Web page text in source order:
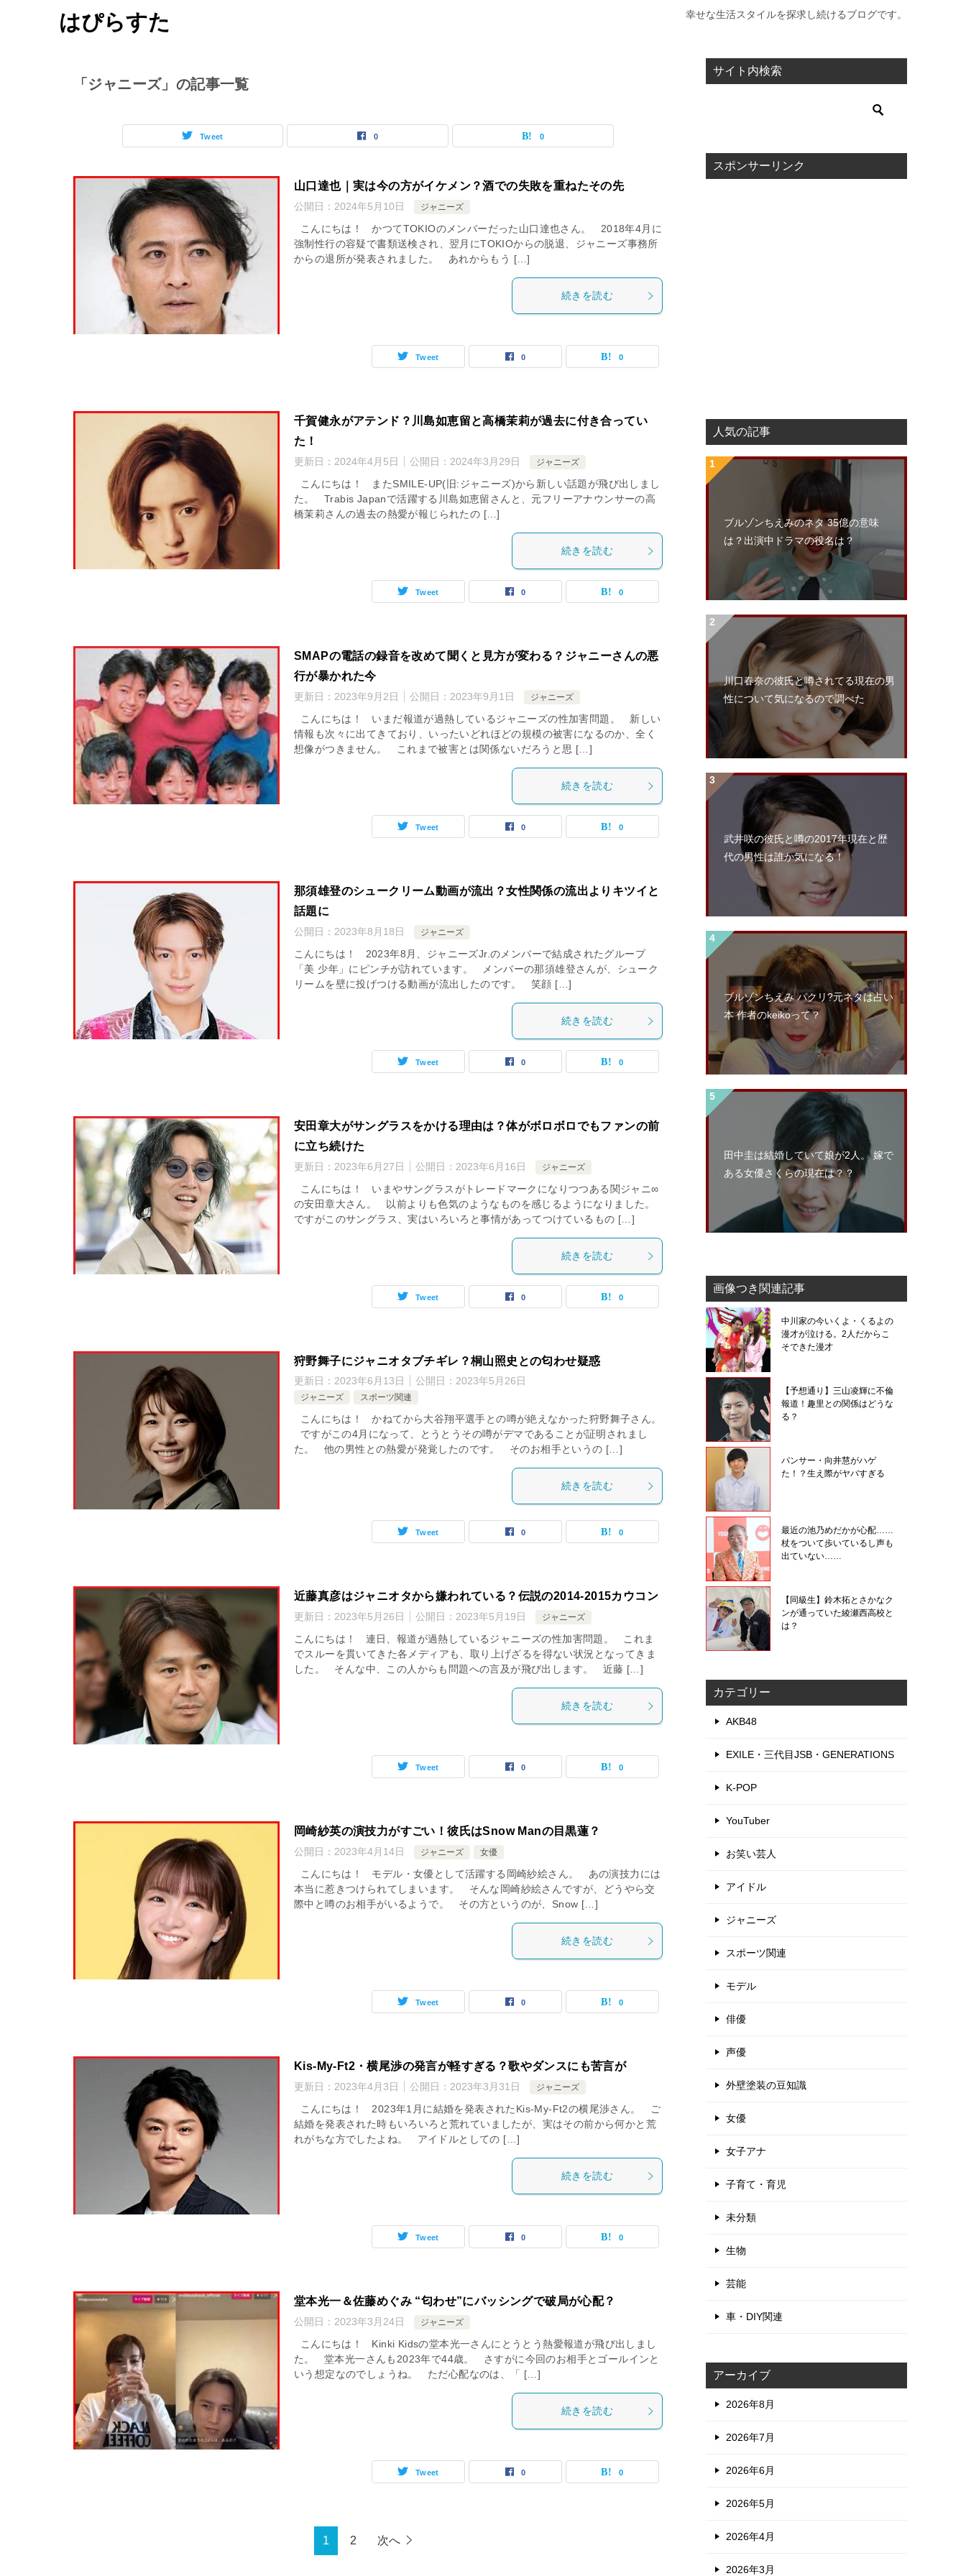
はぴらすた 幸せな生活スタイルを探求し続けるブログです。
「ジャニーズ」の記事一覧
Tweet 0 0
山口達也｜実は今の方がイケメン？酒での失敗を重ねたその先
公開日： 2024年5月10日 ジャニーズ
こんにちは！ かつてTOKIOのメンバーだった山口達也さん。 2018年4月に
強制性行の容疑で書類送検され、翌月にTOKIOからの脱退、ジャニーズ事務所
からの退所が発表されました。 あれからもう […]
続きを読む
Tweet 0 0
千賀健永がアテンド？川島如恵留と高橋茉莉が過去に付き合ってい
た！
更新日： 2024年4月5日 公開日： 2024年3月29日 ジャニーズ
こんにちは！ またSMILE-UP(旧:ジャニーズ)から新しい話題が飛び出しまし
た。 Trabis Japanで活躍する川島如恵留さんと、元フリーアナウンサーの高
橋茉莉さんの過去の熱愛が報じられたの […]
続きを読む
Tweet 0 0
SMAPの電話の録音を改めて聞くと見方が変わる？ジャニーさんの悪
行が暴かれた今
更新日： 2023年9月2日 公開日： 2023年9月1日 ジャニーズ
こんにちは！ いまだ報道が過熱しているジャニーズの性加害問題。 新しい
情報も次々に出てきており、いったいどれほどの規模の被害になるのか、全く
想像がつきません。 これまで被害とは関係ないだろうと思 […]
続きを読む
Tweet 0 0
那須雄登のシュークリーム動画が流出？女性関係の流出よりキツイと
話題に
公開日： 2023年8月18日 ジャニーズ
こんにちは！ 2023年8月、ジャニーズJr.のメンバーで結成されたグループ
「美 少年」にピンチが訪れています。 メンバーの那須雄登さんが、シューク
リームを壁に投げつける動画が流出したのです。 笑顔 […]
続きを読む
Tweet 0 0
安田章大がサングラスをかける理由は？体がボロボロでもファンの前
に立ち続けた
更新日： 2023年6月27日 公開日： 2023年6月16日 ジャニーズ
こんにちは！ いまやサングラスがトレードマークになりつつある関ジャニ∞
の安田章大さん。 以前よりも色気のようなものを感じるようになりました。
ですがこのサングラス、実はいろいろと事情があってつけているもの […]
続きを読む
Tweet 0 0
狩野舞子にジャニオタブチギレ？桐山照史との匂わせ疑惑
更新日： 2023年6月13日 公開日： 2023年5月26日
ジャニーズ スポーツ関連
こんにちは！ かねてから大谷翔平選手との噂が絶えなかった狩野舞子さん。
ですがこの4月になって、とうとうその噂がデマであることが証明されまし
た。 他の男性との熱愛が発覚したのです。 そのお相手というの […]
続きを読む
Tweet 0 0
近藤真彦はジャニオタから嫌われている？伝説の2014-2015カウコン
更新日： 2023年5月26日 公開日： 2023年5月19日 ジャニーズ
こんにちは！ 連日、報道が過熱しているジャニーズの性加害問題。 これま
でスルーを貫いてきた各メディアも、取り上げざるを得ない状況となってきま
した。 そんな中、この人からも問題への言及が飛び出します。 近藤 […]
続きを読む
Tweet 0 0
岡崎紗英の演技力がすごい！彼氏はSnow Manの目黒蓮？
公開日： 2023年4月14日 ジャニーズ 女優
こんにちは！ モデル・女優として活躍する岡崎紗絵さん。 あの演技力には
本当に惹きつけられてしまいます。 そんな岡崎紗絵さんですが、どうやら交
際中と噂のお相手がいるようで。 その方というのが、Snow […]
続きを読む
Tweet 0 0
Kis-My-Ft2・横尾渉の発言が軽すぎる？歌やダンスにも苦言が
更新日： 2023年4月3日 公開日： 2023年3月31日 ジャニーズ
こんにちは！ 2023年1月に結婚を発表されたKis-My-Ft2の横尾渉さん。 ご
結婚を発表された時もいろいろと荒れていましたが、実はその前から何かと荒
れがちな方でしたよね。 アイドルとしての […]
続きを読む
Tweet 0 0
堂本光一＆佐藤めぐみ “匂わせ”にバッシングで破局が心配？
公開日： 2023年3月24日 ジャニーズ
こんにちは！ Kinki Kidsの堂本光一さんにとうとう熱愛報道が飛び出しまし
た。 堂本光一さんも2023年で44歳。 さすがに今回のお相手とゴールインと
いう想定なのでしょうね。 ただ心配なのは、「 […]
続きを読む
Tweet 0 0
1 2 次へ
サイト内検索
スポンサーリンク
人気の記事
ブルゾンちえみのネタ 35億の意味
は？出演中ドラマの役名は？
川口春奈の彼氏と噂されてる現在の男
性について気になるので調べた
武井咲の彼氏と噂の2017年現在と歴
代の男性は誰か気になる！
ブルゾンちえみ パクリ?元ネタは占い
本 作者のkeikoって？
田中圭は結婚していて娘が2人。 嫁で
ある女優さくらの現在は？？
画像つき関連記事
中川家の今いくよ・くるよの
漫才が泣ける。2人だからこ
そできた漫才
【予想通り】三山凌輝に不倫
報道！趣里との関係はどうな
る？
パンサー・向井慧がハゲ
た！？生え際がヤバすぎる
最近の池乃めだかが心配……
杖をついて歩いているし声も
出ていない……
【同級生】鈴木拓とさかなク
ンが通っていた綾瀬西高校と
は？
カテゴリー
AKB48
EXILE・三代目JSB・GENERATIONS
K-POP
YouTuber
お笑い芸人
アイドル
ジャニーズ
スポーツ関連
モデル
俳優
声優
外壁塗装の豆知識
女優
女子アナ
子育て・育児
未分類
生物
芸能
車・DIY関連
アーカイブ
2026年8月
2026年7月
2026年6月
2026年5月
2026年4月
2026年3月